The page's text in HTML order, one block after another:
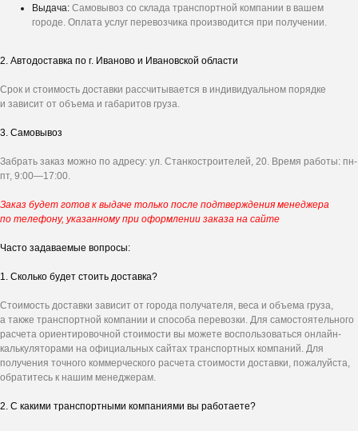
Выдача: Самовывоз со склада транспортной компании в вашем
городе. Оплата услуг перевозчика производится при получении.
2. Автодоставка по г. Иваново и Ивановской области
Срок и стоимость доставки рассчитывается в индивидуальном порядке
и зависит от объема и габаритов груза.
3. Самовывоз
Забрать заказ можно по адресу: ул. Станкостроителей, 20. Время работы: пн-
пт, 9:00—17:00.
Заказ будет готов к выдаче только после подтверждения менеджера
по телефону, указанному при оформлении заказа на сайте
Часто задаваемые вопросы:
1. Сколько будет стоить доставка?
Стоимость доставки зависит от города получателя, веса и объема груза,
а также транспортной компании и способа перевозки. Для самостоятельного
расчета ориентировочной стоимости вы можете воспользоваться онлайн-
калькуляторами на официальных сайтах транспортных компаний. Для
получения точного коммерческого расчета стоимости доставки, пожалуйста,
обратитесь к нашим менеджерам.
2. С какими транспортными компаниями вы работаете?
рассчитаем стоимость под ваш проект.
Получитеперсональное